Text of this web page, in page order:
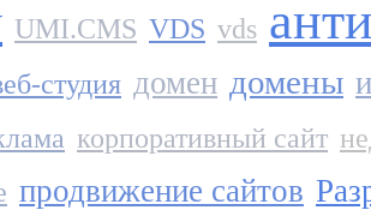
UMI.CMS VDS vds
студия домен домены
корпоративный сайт
продвижение сайтов